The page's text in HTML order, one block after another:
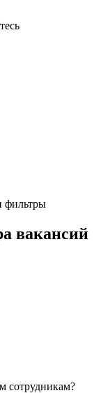
фильтры
вакансий
сотрудникам?